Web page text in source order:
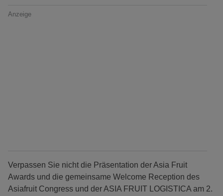
Anzeige
Verpassen Sie nicht die Präsentation der Asia Fruit
Awards und die gemeinsame Welcome Reception des
Asiafruit Congress und der ASIA FRUIT LOGISTICA am 2.